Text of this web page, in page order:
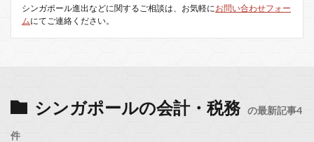
シンガポール進出などに関するご相談は、お気軽にお問い合わせフォー
ムにてご連絡ください。
シンガポールの会計・税務 の最新記事4
件